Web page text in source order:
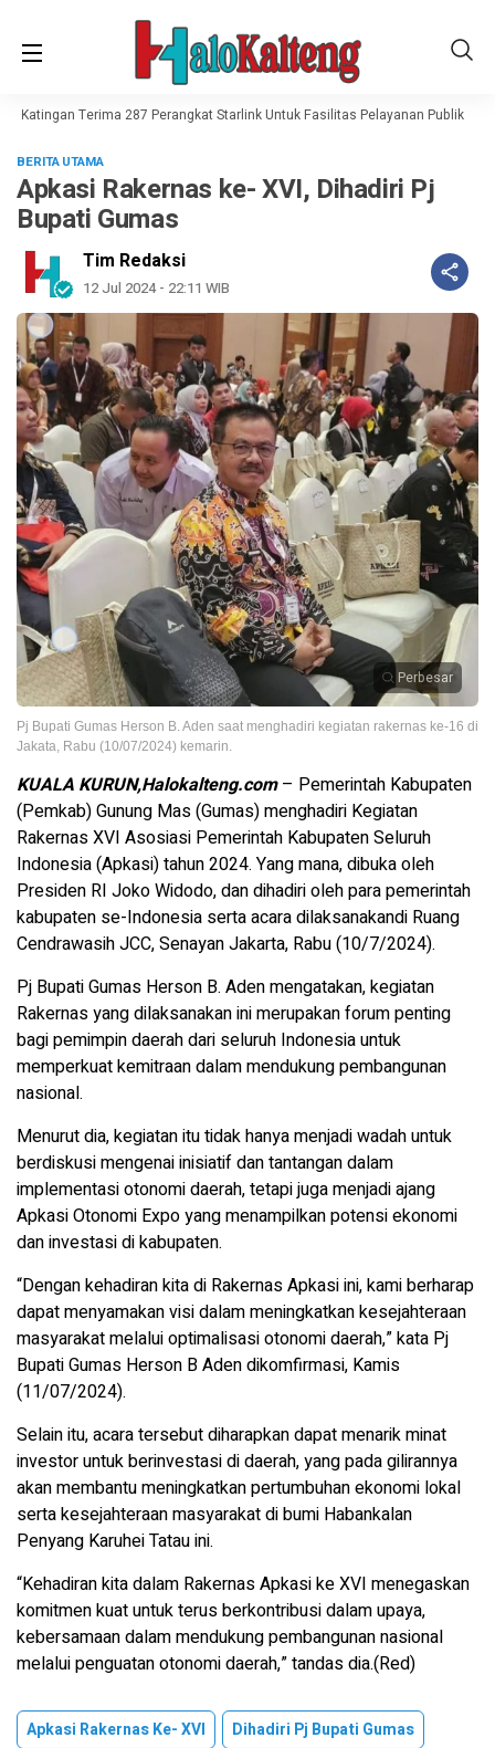
Katingan Terima 287 Perangkat Starlink Untuk Fasilitas Pelayanan Publik
BERITA UTAMA
Apkasi Rakernas ke- XVI, Dihadiri Pj
Bupati Gumas
Tim Redaksi
12 Jul 2024 - 22:11 WIB
Perbesar
Pj Bupati Gumas Herson B. Aden saat menghadiri kegiatan rakernas ke-16 di
Jakata, Rabu (10/07/2024) kemarin.
KUALA KURUN,Halokalteng.com– Pemerintah Kabupaten
(Pemkab) Gunung Mas (Gumas) menghadiri Kegiatan
Rakernas XVI Asosiasi Pemerintah Kabupaten Seluruh
Indonesia (Apkasi) tahun 2024. Yang mana, dibuka oleh
Presiden RI Joko Widodo, dan dihadiri oleh para pemerintah
kabupaten se-Indonesia serta acara dilaksanakandi Ruang
Cendrawasih JCC, Senayan Jakarta, Rabu (10/7/2024).
Pj Bupati Gumas Herson B. Aden mengatakan, kegiatan
Rakernas yang dilaksanakan ini merupakan forum penting
bagi pemimpin daerah dari seluruh Indonesia untuk
memperkuat kemitraan dalam mendukung pembangunan
nasional.
Menurut dia, kegiatan itu tidak hanya menjadi wadah untuk
berdiskusi mengenai inisiatif dan tantangan dalam
implementasi otonomi daerah, tetapi juga menjadi ajang
Apkasi Otonomi Expo yang menampilkan potensi ekonomi
dan investasi di kabupaten.
“Dengan kehadiran kita di Rakernas Apkasi ini, kami berharap
dapat menyamakan visi dalam meningkatkan kesejahteraan
masyarakat melalui optimalisasi otonomi daerah,” kata Pj
Bupati Gumas Herson B Aden dikomfirmasi, Kamis
(11/07/2024).
Selain itu, acara tersebut diharapkan dapat menarik minat
investor untuk berinvestasi di daerah, yang pada gilirannya
akan membantu meningkatkan pertumbuhan ekonomi lokal
serta kesejahteraan masyarakat di bumi Habankalan
Penyang Karuhei Tatau ini.
“Kehadiran kita dalam Rakernas Apkasi ke XVI menegaskan
komitmen kuat untuk terus berkontribusi dalam upaya,
kebersamaan dalam mendukung pembangunan nasional
melalui penguatan otonomi daerah,” tandas dia.(Red)
Apkasi Rakernas Ke- XVI
Dihadiri Pj Bupati Gumas